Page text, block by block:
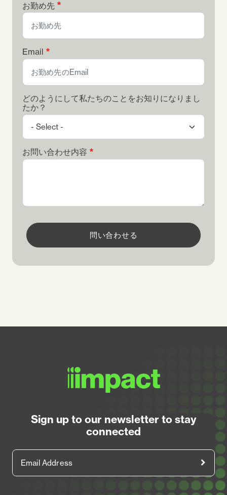
お勤め先
Email
どのようにして私たちのことをお知りになりまし
たか？
お問い合わせ内容
問い合わせる
Sign up to our newsletter to stay
connected